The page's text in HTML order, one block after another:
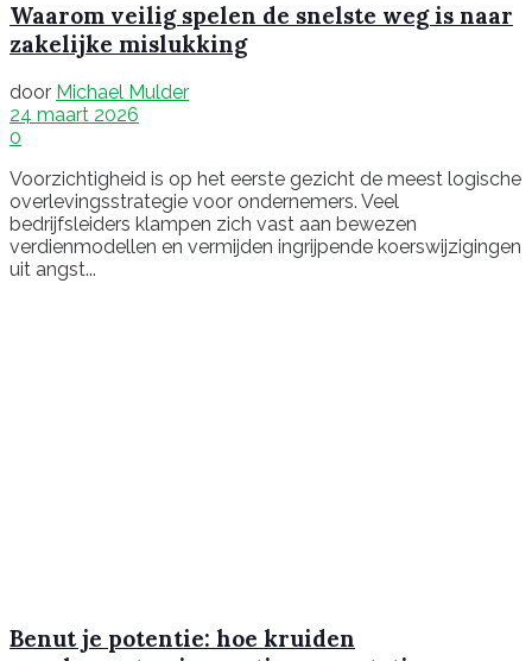
Waarom veilig spelen de snelste weg is naar
zakelijke mislukking
door Michael Mulder
24 maart 2026
0
Voorzichtigheid is op het eerste gezicht de meest logische
overlevingsstrategie voor ondernemers. Veel
bedrijfsleiders klampen zich vast aan bewezen
verdienmodellen en vermijden ingrijpende koerswijzigingen
uit angst...
Benut je potentie: hoe kruiden